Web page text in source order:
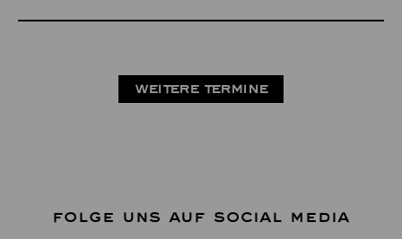
WEITERE TERMINE
FOLGE UNS AUF SOCIAL MEDIA